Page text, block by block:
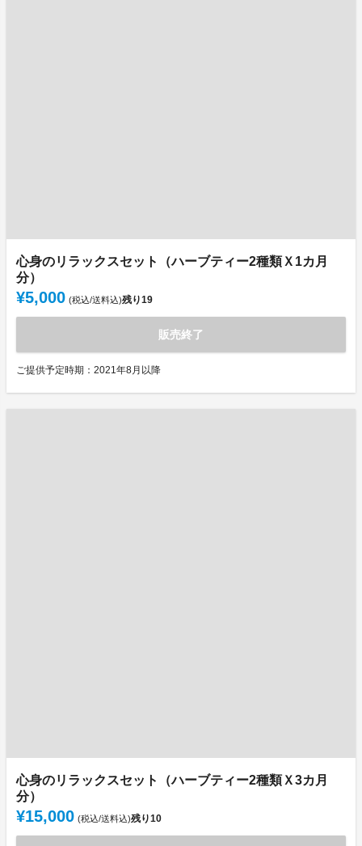
心身のリラックスセット（ハーブティー2種類Ｘ1カ月
分）
¥5,000 (税込/送料込)残り19
販売終了
ご提供予定時期：2021年8月以降
心身のリラックスセット（ハーブティー2種類Ｘ3カ月
分）
¥15,000 (税込/送料込)残り10